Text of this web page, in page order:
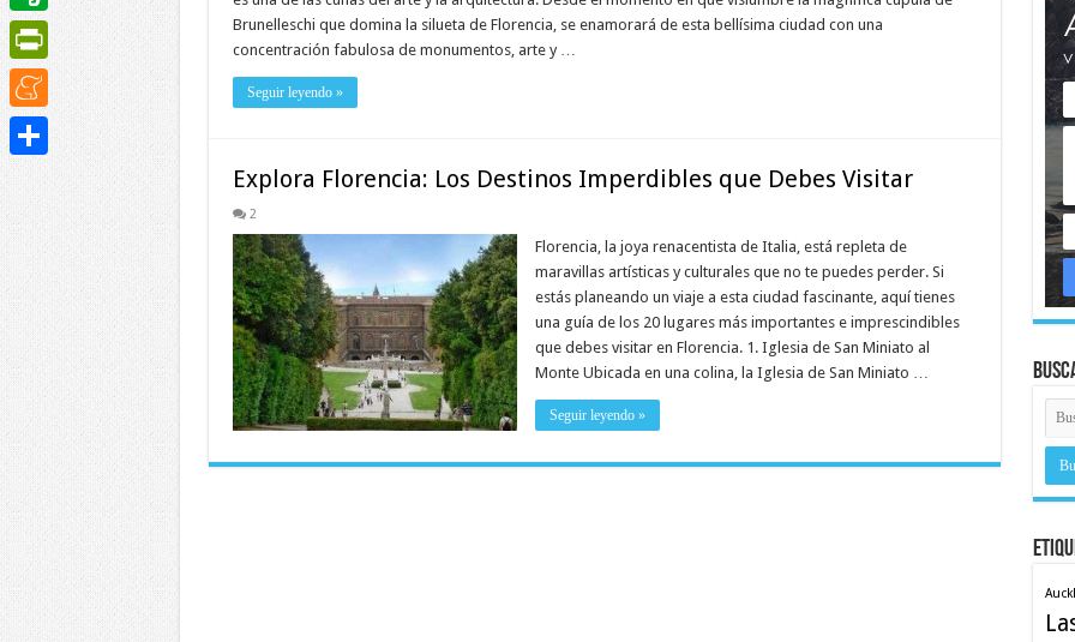
Brunelleschi que domina la silueta de Florencia, se enamorará de esta bellísima ciudad con una
concentración fabulosa de monumentos, arte y …
Seguir leyendo »
Explora Florencia: Los Destinos Imperdibles que Debes Visitar
2
Florencia, la joya renacentista de Italia, está repleta de
maravillas artísticas y culturales que no te puedes perder. Si
estás planeando un viaje a esta ciudad fascinante, aquí tienes
una guía de los 20 lugares más importantes e imprescindibles
que debes visitar en Florencia. 1. Iglesia de San Miniato al
Monte Ubicada en una colina, la Iglesia de San Miniato …
Seguir leyendo »
Evernote
PrintFriendly
Meneame
Compartir